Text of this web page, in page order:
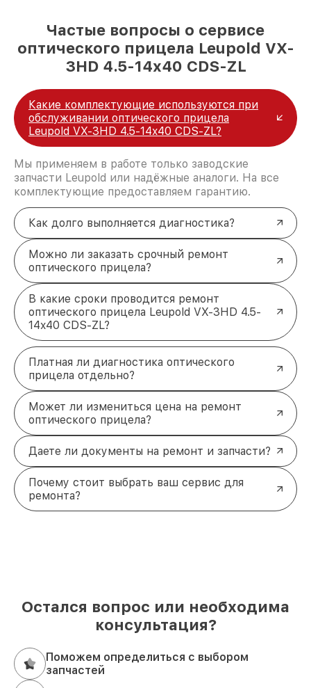
Частые вопросы о сервисе
оптического прицела Leupold VX-
3HD 4.5-14x40 CDS-ZL
Какие комплектующие используются при
обслуживании оптического прицела
Leupold VX-3HD 4.5-14x40 CDS-ZL?
Мы применяем в работе только заводские
запчасти Leupold или надёжные аналоги. На все
комплектующие предоставляем гарантию.
Как долго выполняется диагностика?
Можно ли заказать срочный ремонт
оптического прицела?
В какие сроки проводится ремонт
оптического прицела Leupold VX-3HD 4.5-
14x40 CDS-ZL?
Платная ли диагностика оптического
прицела отдельно?
Может ли измениться цена на ремонт
оптического прицела?
Даете ли документы на ремонт и запчасти?
Почему стоит выбрать ваш сервис для
ремонта?
Остался вопрос или необходима
консультация?
Поможем определиться с выбором
запчастей